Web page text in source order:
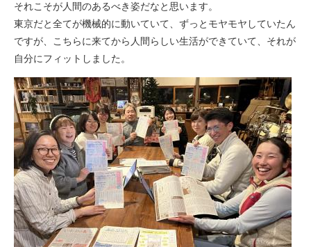
それこそが人間のあるべき姿だなと思います。
東京だと全てが機械的に動いていて、ずっとモヤモヤしていたん
ですが、こちらに来てから人間らしい生活ができていて、それが
自分にフィットしました。